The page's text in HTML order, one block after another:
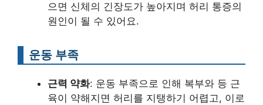
으면 신체의 긴장도가 높아지며 허리 통증의
원인이 될 수 있어요.
운동 부족
근력 약화: 운동 부족으로 인해 복부와 등 근
육이 약해지면 허리를 지탱하기 어렵고, 이로